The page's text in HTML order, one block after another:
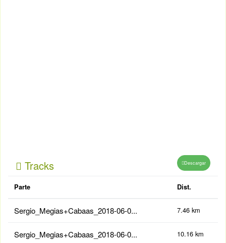
Tracks Descargar
Parte Dist.
Sergio_Megias+Cabaas_2018-06-0... 7.46 km
Sergio_Megias+Cabaas_2018-06-0... 10.16 km